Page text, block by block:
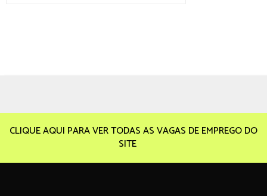
CLIQUE AQUI PARA VER TODAS AS VAGAS DE EMPREGO DO
SITE